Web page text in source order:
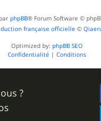
phpBB® Forum Software ©
française officielle ©
Optimized by: phpBB SEO
Confidentialité | Conditions
?